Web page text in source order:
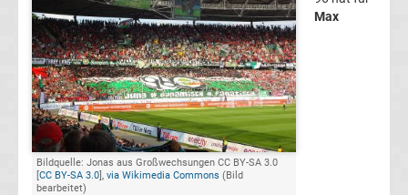
1.
FC
Kaiserslautern
Transfergerüchte
Bildquelle: Jonas aus Großwechsungen CC BY-SA 3.0
[CC BY-SA 3.0], via Wikimedia Commons (Bild
bearbeitet)
Max